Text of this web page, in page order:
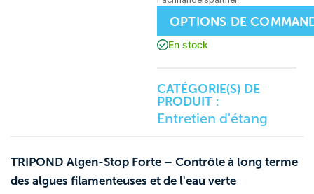
OPTIONS DE
En stock
CATÉGORIE(S) DE
PRODUIT :
Entretien d'étang
TRIPOND Algen-Stop Forte – Contrôle à long terme
des algues filamenteuses et de l'eau verte